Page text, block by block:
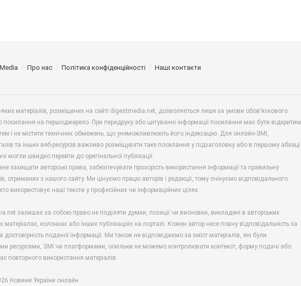
Про нас Політика конфіденційності Наші контакти
матеріалів, розміщених на сайті digestmedia.net, дозволяється лише за умови обов’язкового
посилання на першоджерело. При передруку або цитуванні інформації посилання має бути відкритим
і не містити технічних обмежень, що унеможливлюють його індексацію. Для онлайн-ЗМІ,
та інших веб-ресурсів важливо розміщувати таке посилання у підзаголовку або в першому абзаці
могли швидко перейти до оригінальної публікації.
захищати авторські права, забезпечувати прозорість використання інформації та правильну
отриманих з нашого сайту. Ми цінуємо працю авторів і редакції, тому очікуємо відповідального
використовує наші тексти у професійних чи інформаційних цілях.
залишає за собою право не поділяти думки, позиції чи висновки, викладені в авторських
матеріалах, колонках або інших публікаціях на порталі. Кожен автор несе повну відповідальність за
достовірність поданої інформації. Ми також не відповідаємо за зміст матеріалів, які були
ресурсами, ЗМІ чи платформами, оскільки не можемо контролювати контекст, форму подачі або
повторного використання матеріалів.
Новини України онлайн